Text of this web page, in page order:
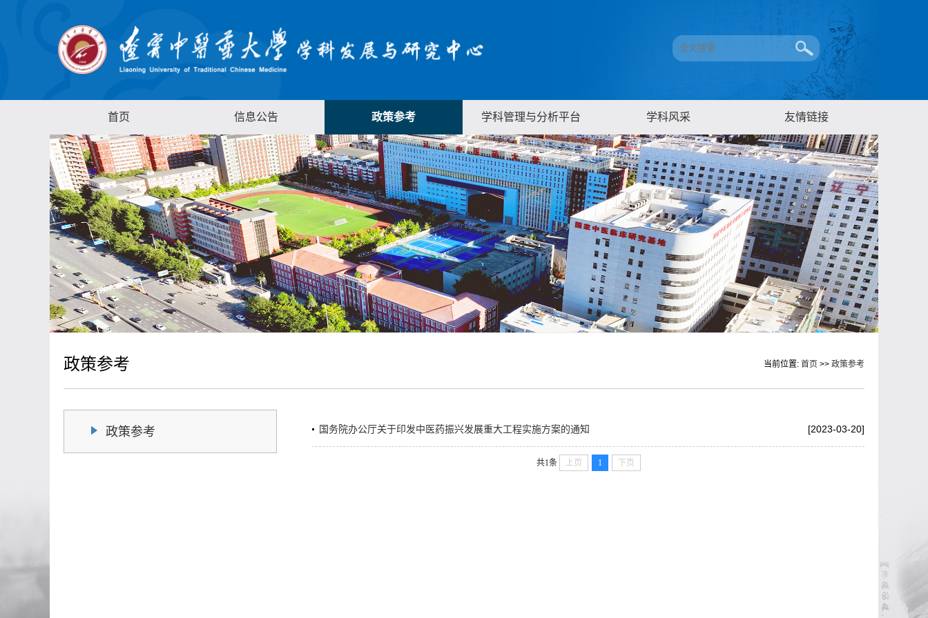
首页 信息公告 政策参考 学科管理与分析平台 学科风采 友情链接
政策参考 当前位置: 首页 >> 政策参考
政策参考 国务院办公厅关于印发中医药振兴发展重大工程实施方案的通知 [2023-03-20]
共1条 上页 1 下页